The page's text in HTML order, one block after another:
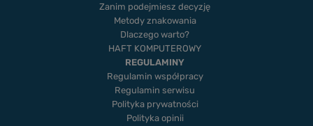
Zanim podejmiesz decyzję
Metody znakowania
Dlaczego warto?
HAFT KOMPUTEROWY
REGULAMINY
Regulamin współpracy
Regulamin serwisu
Polityka prywatności
Polityka opinii